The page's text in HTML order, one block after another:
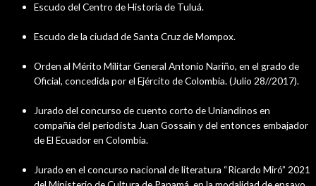
Escudo del Centro de Historia de Tuluá.
Escudo de la ciudad de Santa Cruz de Mompox.
Orden al Mérito Militar General Antonio Nariño, en el grado de
Oficial, concedida por el Ejército de Colombia. (Julio 28//2017).
Jurado del concurso de cuento corto de Uniandinos en
compañía del periodista Juan Gossaín y del entonces embajador
de El Ecuador en Colombia.
Jurado en el concurso nacional de literatura “Ricardo Miró” 2021